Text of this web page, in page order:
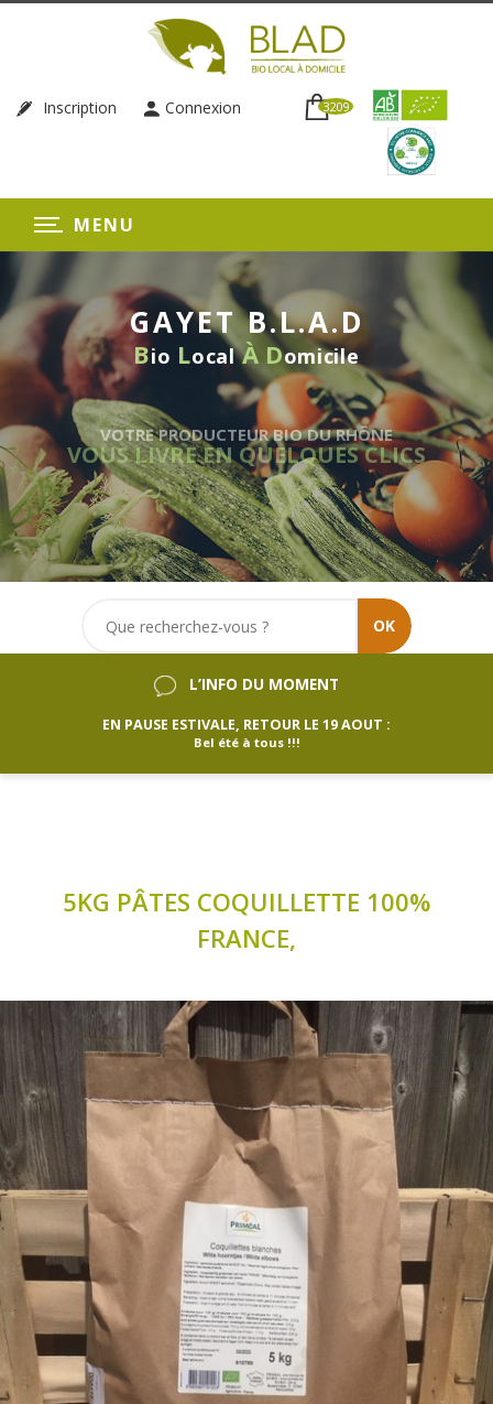
Inscription Connexion 3209
MENU
GAYET B.L.A.D
Bio LocalÀ Domicile
VOTRE PRODUCTEUR BIO DU RHÔNE
LIVRE EN QUELQUES CLICS
OK
L’INFO DU MOMENT
EN PAUSE ESTIVALE, RETOUR LE 19 AOUT :
Bel été à tous !!!
5KG PÂTES COQUILLETTE 100%
FRANCE,